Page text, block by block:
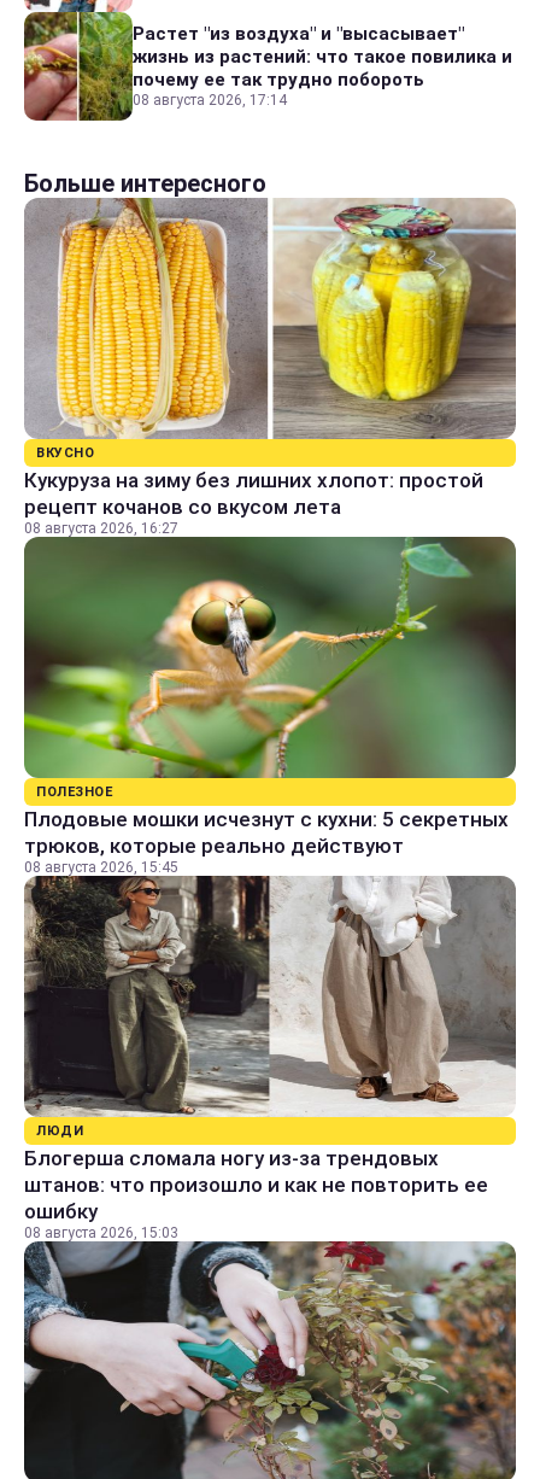
Растет "из воздуха" и "высасывает"
жизнь из растений: что такое повилика и
почему ее так трудно побороть
08 августа 2026, 17:14
Больше интересного
ВКУСНО
Кукуруза на зиму без лишних хлопот: простой
рецепт кочанов со вкусом лета
08 августа 2026, 16:27
ПОЛЕЗНОЕ
Плодовые мошки исчезнут с кухни: 5 секретных
трюков, которые реально действуют
08 августа 2026, 15:45
ЛЮДИ
Блогерша сломала ногу из-за трендовых
штанов: что произошло и как не повторить ее
ошибку
08 августа 2026, 15:03